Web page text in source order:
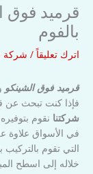
قرميد فوق
بالفوم
اترك تعليقاً / شركة
قرميد فوق الشينكو
فإذا كنت تبحث عن
شركتنا نقوم
في الأسواق علاوة
التي تقوم
خلاله إلى اسطح